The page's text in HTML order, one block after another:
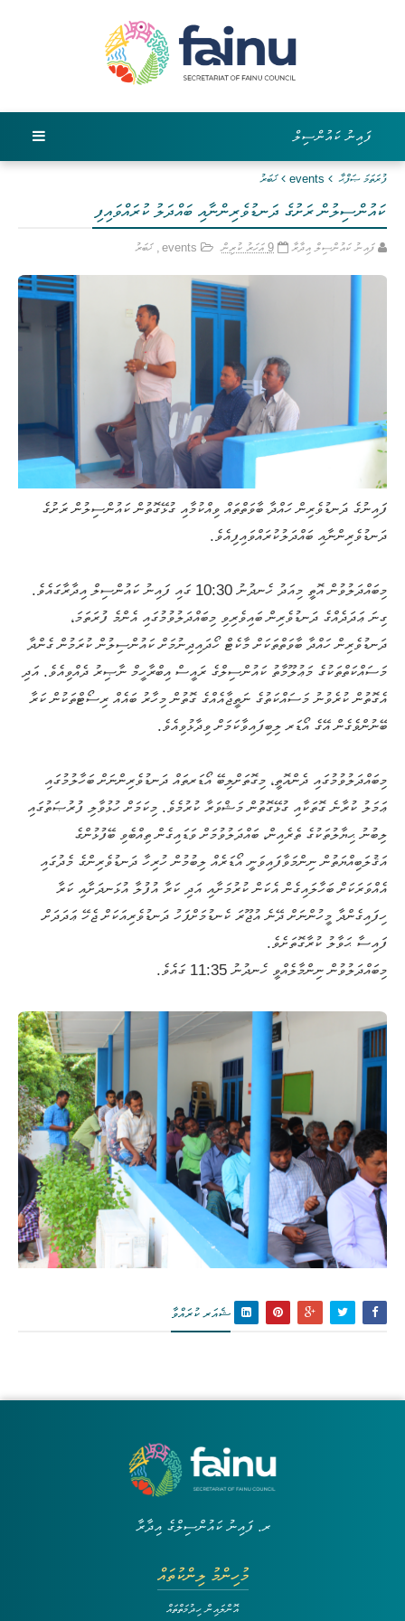
ފައިނު ކައުންސިލް
ފުރަތަމަ ޞަފްޙާ events ޚަބަރު
ކައުންސިލުން ރަށުގެ ދަނޑުވެރިންނާއި ބައްދަލު ކުރައްވައިފި
ފައިނު ކައުންސިލް އިދާރާ 9 އަހަރު ކުރިން events
,ޚަބަރު
ފައިނުގެ ދަނޑުވެރިން ހައްދާ ބާވަތްތައް ވިއްކުމާއި ގުޅޭގޮތުން ކައުންސިލުން ރަށުގެ
ދަނޑުވެރިންނާއި ބައްދަލުކުރައްވައިފިއެވެ.
މިބައްދަލުވުން އޮތީ މިއަދު ހެނދުނު 10:30 ގައި ފައިނު ކައުންސިލް އިދާރާގައެވެ.
ގިނަ ޢަދަދެއްގެ ދަނޑުވެރިން ބައިވެރިވި މިބައްދަލުވުމުގައި އެންމެ ފުރަތަމަ،
ދަނޑުވެރިން ހައްދާ ބާވަތްތަކަށް މާކެޓް ހޯދައިދިނުމަށް ކައުންސިލުން ކުރަމުން ގެންދާ
މަސައްކަތްތަކުގެ މަޢުލޫމާތު ކައުންސިލްގެ ރައީސް އިބްރާހީމް ނާޞިރު ދެއްވިއެވެ. އަދި
އެގޮތުން ކުރެވުނު މަސައްކަތުގެ ނަތީޖާއެއްގެ ގޮތުން މިހާރު ބައެއް ރިސޯޓްތަކުން ކަރާ
ބޭނުންވެގެން އޭގެ އޯޑަރ ލިބިފައިވާކަމަށް ވިދާޅުވިއެވެ.
މިބައްދަލުވުމުގައި ދެންއޮތީ، މިގޮތަށްލިބޭ އޯޑަރތައް ދަނޑުވެރިންނަށް ބަހާލުމުގައި
ޢަމަލު ކުރާނެ ގޮތަކާއި ގުޅޭގޮތުން މަޝްވަރާ ކުރުމެވެ. މިކަމަށް ހުޅުވާލި ފުރުޞަތުގައި
ލިބުނު ޙިޔާލުތަކުގެ ތެރެއިން، ބައްދަލުވުމަށް ވަޑައިގެން ތިއްބެވި ބޭފުޅުންގެ
އަޤުލަބިއްޔަތުން ނިންމަވާފައިވަނީ އޯޑަރެއް ލިބުމުން ހުރިހާ ދަނޑުވެރިންގެ މެދުގައި
އެއްވަރަކަށް ބަހާލައިގެން އެކަން ކުރުމަށާއި އަދި ކަރާ އުފުލާ އުޅަނދަށާއި ކަރާ
ހިފައިގެންދާ މީހުންނަށް ދޭނެ އުޖޫރަ ކެނޑުމަށްފަހު ދަނޑުވެރިއަކަށް ޖެހޭ ޢަދަދަށް
ފައިސާ ޙަވާލު ކުރާގޮތަށެވެ.
މިބައްދަލުވުން ނިންމާލެއްވީ ހެނދުނު 11:35 ގައެވެ.
ޝެއަރ ކުރައްވާ
ރ. ފައިނު ކައުންސިލްގެ އިދާރާ
މުހިންމު ލިންކުތައް
އޮންލައިން ހިދުމަތްތައް